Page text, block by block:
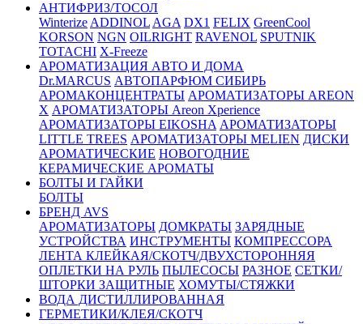
АНТИФРИЗ/ТОСОЛ
Winterize ADDINOL AGA DX1 FELIX GreenCool
KORSON NGN OILRIGHT RAVENOL SPUTNIK
TOTACHI X-Freeze
АРОМАТИЗАЦИЯ АВТО И ДОМА
Dr.MARCUS АВТОПАРФЮМ СИБИРЬ
АРОМАКОНЦЕНТРАТЫ АРОМАТИЗАТОРЫ AREON
X АРОМАТИЗАТОРЫ Areon Xperience
АРОМАТИЗАТОРЫ EIKOSHA АРОМАТИЗАТОРЫ
LITTLE TREES АРОМАТИЗАТОРЫ MELIEN ДИСКИ
АРОМАТИЧЕСКИЕ НОВОГОДНИЕ
КЕРАМИЧЕСКИЕ АРОМАТЫ
БОЛТЫ И ГАЙКИ
БОЛТЫ
БРЕНД AVS
АРОМАТИЗАТОРЫ ДОМКРАТЫ ЗАРЯДНЫЕ
УСТРОЙСТВА ИНСТРУМЕНТЫ КОМПРЕССОРА
ЛЕНТА КЛЕЙКАЯ/СКОТЧ/ДВУХСТОРОННЯЯ
ОПЛЕТКИ НА РУЛЬ ПЫЛЕСОСЫ РАЗНОЕ СЕТКИ/
ШТОРКИ ЗАЩИТНЫЕ ХОМУТЫ/СТЯЖКИ
ВОДА ДИСТИЛЛИРОВАННАЯ
ГЕРМЕТИКИ/КЛЕЯ/СКОТЧ